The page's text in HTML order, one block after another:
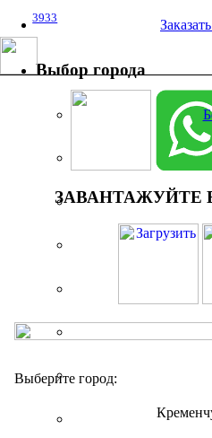
3933
ЗАВАНТАЖУЙТЕ
Выберите город:
Выбор города